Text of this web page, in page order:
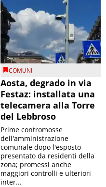
COMUNI
Aosta, degrado in via
Festaz: installata una
telecamera alla Torre
del Lebbroso
Prime contromosse
dell'amministrazione
comunale dopo l'esposto
presentato da residenti della
zona; promessi anche
maggiori controlli e ulteriori
inter...